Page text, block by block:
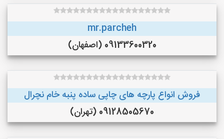
mr.parcheh
09133600320 (اصفهان)
فروش انواع پارچه های چاپی ساده پنبه خام نچرال
09128505670 (تهران)